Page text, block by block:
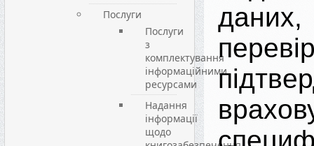
Послуги
Послуги
з
комплектування
інформаційними
ресурсами
Надання
інформації
щодо